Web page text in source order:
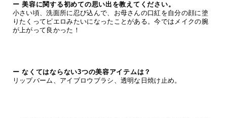
ー 美容に関する初めての思い出を教えてください。
小さい頃、洗面所に忍び込んで、お母さんの口紅を自分の顔に塗
りたくってピエロみたいになったことがある。今ではメイクの腕
が上がって良かった！
ー なくてはならない3つの美容アイテムは？
リップバーム、アイブロウブラシ、透明な日焼け止め。